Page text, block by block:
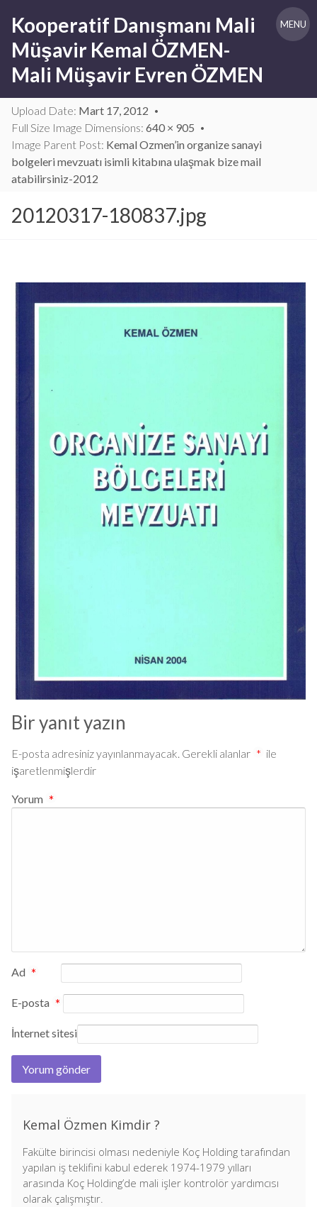
content
Kooperatif Danışmanı Mali
Müşavir Kemal ÖZMEN-
Mali Müşavir Evren ÖZMEN
MENU
Upload Date: Mart 17, 2012
Full Size Image Dimensions: 640 × 905
Image Parent Post: Kemal Ozmen’in organize sanayi
bolgeleri mevzuatı isimli kitabına ulaşmak bize mail
atabilirsiniz-2012
20120317-180837.jpg
Bir yanıt yazın
E-posta adresiniz yayınlanmayacak. Gerekli alanlar * ile
işaretlenmişlerdir
Yorum *
Ad *
E-posta *
İnternet sitesi
Kemal Özmen Kimdir ?
Fakülte birincisi olması nedeniyle Koç Holding tarafından
yapılan iş teklifini kabul ederek 1974-1979 yılları
arasında Koç Holding’de mali işler kontrolör yardımcısı
olarak çalışmıştır.